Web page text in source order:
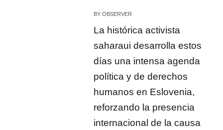
BYOBSERVER
La histórica activista
saharaui desarrolla estos
días una intensa agenda
política y de derechos
humanos en Eslovenia,
reforzando la presencia
internacional de la causa